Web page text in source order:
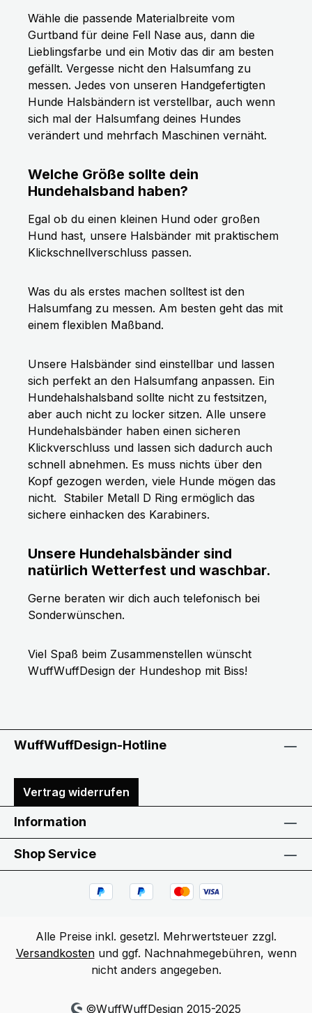
Wähle die passende Materialbreite vom
Gurtband für deine Fell Nase aus, dann die
Lieblingsfarbe und ein Motiv das dir am besten
gefällt. Vergesse nicht den Halsumfang zu
messen. Jedes von unseren Handgefertigten
Hunde Halsbändern ist verstellbar, auch wenn
sich mal der Halsumfang deines Hundes
verändert und mehrfach Maschinen vernäht.
Welche Größe sollte dein
Hundehalsband haben?
Egal ob du einen kleinen Hund oder großen
Hund hast, unsere Halsbänder mit praktischem
Klickschnellverschluss passen.
Was du als erstes machen solltest ist den
Halsumfang zu messen. Am besten geht das mit
einem flexiblen Maßband.
Unsere Halsbänder sind einstellbar und lassen
sich perfekt an den Halsumfang anpassen. Ein
Hundehalshalsband sollte nicht zu festsitzen,
aber auch nicht zu locker sitzen. Alle unsere
Hundehalsbänder haben einen sicheren
Klickverschluss und lassen sich dadurch auch
schnell abnehmen. Es muss nichts über den
Kopf gezogen werden, viele Hunde mögen das
nicht. Stabiler Metall D Ring ermöglich das
sichere einhacken des Karabiners.
Unsere Hundehalsbänder sind
natürlich Wetterfest und waschbar.
Gerne beraten wir dich auch telefonisch bei
Sonderwünschen.
Viel Spaß beim Zusammenstellen wünscht
WuffWuffDesign der Hundeshop mit Biss!
WuffWuffDesign-Hotline
Vertrag widerrufen
Information
Shop Service
Alle Preise inkl. gesetzl. Mehrwertsteuer zzgl.
Versandkostenund ggf. Nachnahmegebühren, wenn
nicht anders angegeben.
©WuffWuffDesign 2015-2025